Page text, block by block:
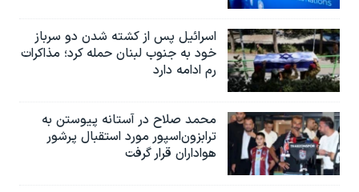
اسرائیل پس از کشته شدن دو سرباز
خود به جنوب لبنان حمله کرد؛ مذاکرات
رم ادامه دارد
محمد صلاح در آستانه پیوستن به
ترابزون‌اسپور مورد استقبال پرشور
هواداران قرار گرفت